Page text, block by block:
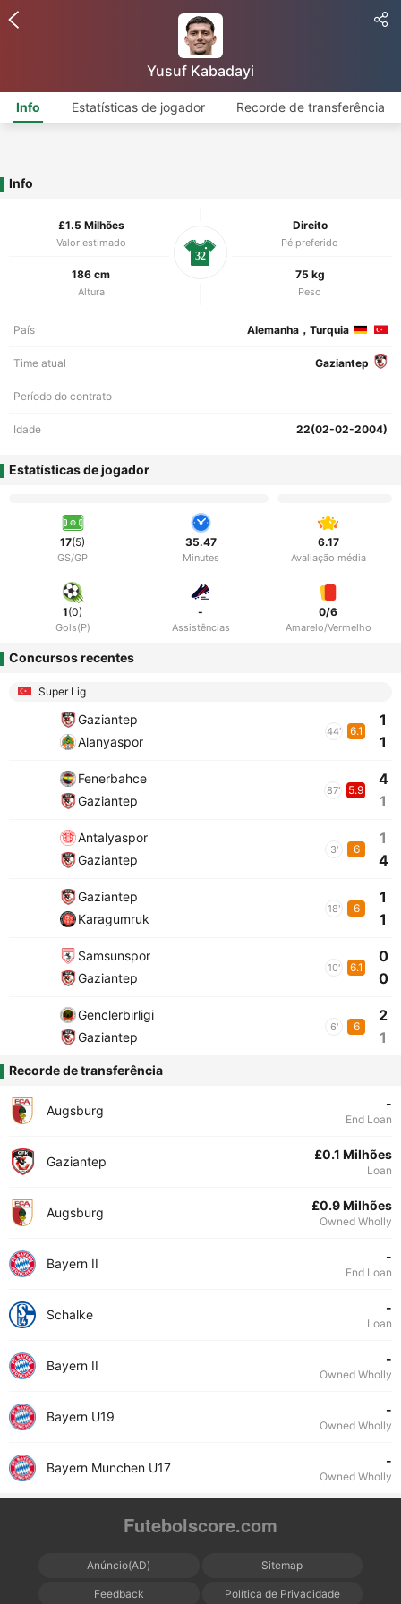
Yusuf Kabadayi
Info Estatísticas de jogador Recorde de transferência
Info
£1.5 Milhões
Valor estimado
Direito
Pé preferido
186 cm
Altura
75 kg
Peso
32
País Alemanha，Turquia
Time atual Gaziantep
Período do contrato
Idade 22(02-02-2004)
Estatísticas de jogador
17(5)
GS/GP
35.47
Minutes
6.17
Avaliação média
1(0)
Gols(P)
-
Assistências
0/6
Amarelo/Vermelho
Concursos recentes
Super Lig
Gaziantep
Alanyaspor
44' 6.1
1
1
Fenerbahce
Gaziantep
87' 5.9
4
1
Antalyaspor
Gaziantep
3' 6
1
4
Gaziantep
Karagumruk
18' 6
1
1
Samsunspor
Gaziantep
10' 6.1
0
0
Genclerbirligi
Gaziantep
6' 6
2
1
Recorde de transferência
Augsburg -
End Loan
Gaziantep £0.1 Milhões
Loan
Augsburg £0.9 Milhões
Owned Wholly
Bayern II -
End Loan
Schalke -
Loan
Bayern II -
Owned Wholly
Bayern U19 -
Owned Wholly
Bayern Munchen U17 -
Owned Wholly
Futebolscore.com
Anúncio(AD) Sitemap
Feedback Política de Privacidade